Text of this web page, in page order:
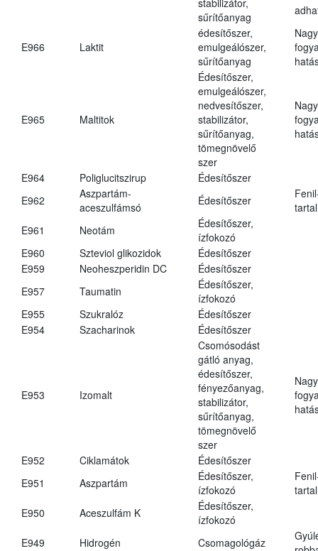
sűrítőanyag
E966 Laktit
édesítőszer,
emulgeálószer,
sűrítőanyag
E965 Maltitok
Édesítőszer,
emulgeálószer,
nedvesítőszer,
stabilizátor,
sűrítőanyag,
tömegnövelő
szer
E964 Poliglucitszirup
Édesítőszer
E962
Aszpartám-
aceszulfámsó
Édesítőszer
E961
Neotám
Édesítőszer,
ízfokozó
E960
Szteviol glikozidok
Édesítőszer
E959
Neoheszperidin DC
Édesítőszer
E957
Taumatin
Édesítőszer,
ízfokozó
E955
Szukralóz
Édesítőszer
E954
Szacharinok Édesítőszer
E953 Izomalt
Csomósodást
gátló anyag,
édesítőszer,
fényezőanyag,
stabilizátor,
sűrítőanyag,
tömegnövelő
szer
E952 Ciklamátok
Édesítőszer
E951
Aszpartám
Édesítőszer,
ízfokozó
E950
Aceszulfám K
Édesítőszer,
ízfokozó
E949
Hidrogén Csomagológáz